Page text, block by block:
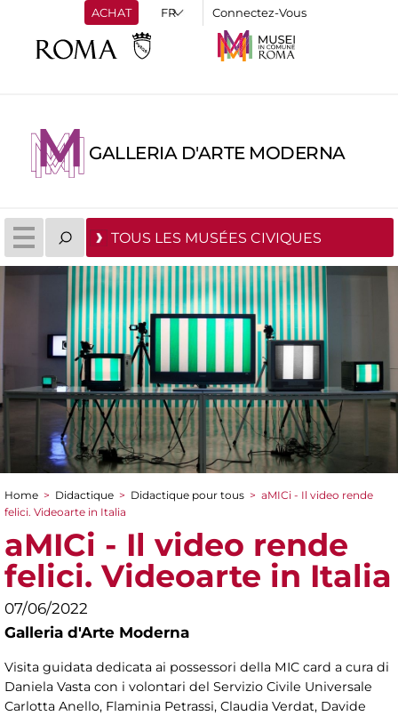
ACHAT Connectez-Vous
GALLERIA D'ARTE MODERNA
TOUS LES MUSÉES CIVIQUES
You are here
Home > Didactique > Didactique pour tous > aMICi - Il video rende
felici. Videoarte in Italia
aMICi - Il video rende
felici. Videoarte in Italia
07/06/2022
Galleria d'Arte Moderna
Visita guidata dedicata ai possessori della MIC card a cura di
Daniela Vasta con i volontari del Servizio Civile Universale
Carlotta Anello, Flaminia Petrassi, Claudia Verdat, Davide